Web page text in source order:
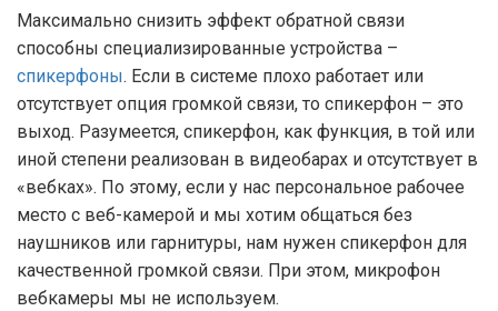
Максимально снизить эффект обратной связи
способны специализированные устройства –
спикерфоны. Если в системе плохо работает или
отсутствует опция громкой связи, то спикерфон – это
выход. Разумеется, спикерфон, как функция, в той или
иной степени реализован в видеобарах и отсутствует в
«вебках». По этому, если у нас персональное рабочее
место с веб-камерой и мы хотим общаться без
наушников или гарнитуры, нам нужен спикерфон для
качественной громкой связи. При этом, микрофон
вебкамеры мы не используем.